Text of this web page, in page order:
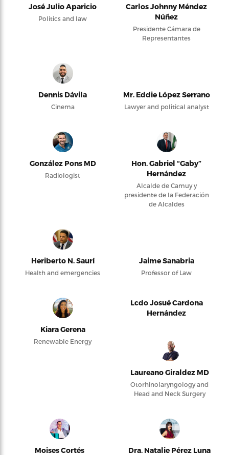
José Julio Aparicio
Politics and law
Carlos Johnny Méndez
Núñez
Presidente Cámara de
Representantes
Dennis Dávila
Cinema
Mr. Eddie López Serrano
Lawyer and political analyst
González Pons MD
Radiologist
Hon. Gabriel “Gaby”
Hernández
Alcalde de Camuy y
presidente de la Federación
de Alcaldes
Heriberto N. Saurí
Health and emergencies
Jaime Sanabria
Professor of Law
Kiara Gerena
Renewable Energy
Lcdo Josué Cardona
Hernández
Laureano Giraldez MD
Otorhinolaryngology and
Head and Neck Surgery
Moises Cortés Dra. Natalie Pérez Luna